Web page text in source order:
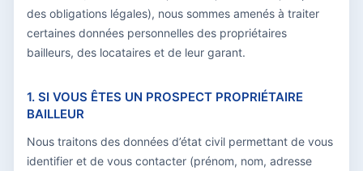
des obligations légales), nous sommes amenés à traiter
certaines données personnelles des propriétaires
bailleurs, des locataires et de leur garant.
1. SI VOUS ÊTES UN PROSPECT PROPRIÉTAIRE
BAILLEUR
Nous traitons des données d’état civil permettant de vous
identifier et de vous contacter (prénom, nom, adresse